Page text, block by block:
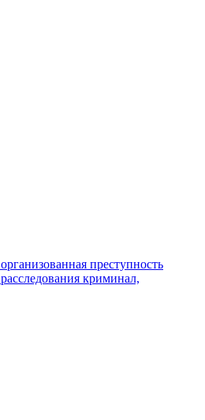
организованная преступность
расследования криминал,